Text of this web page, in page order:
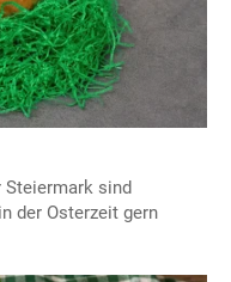
Steiermark sind
der Osterzeit gern